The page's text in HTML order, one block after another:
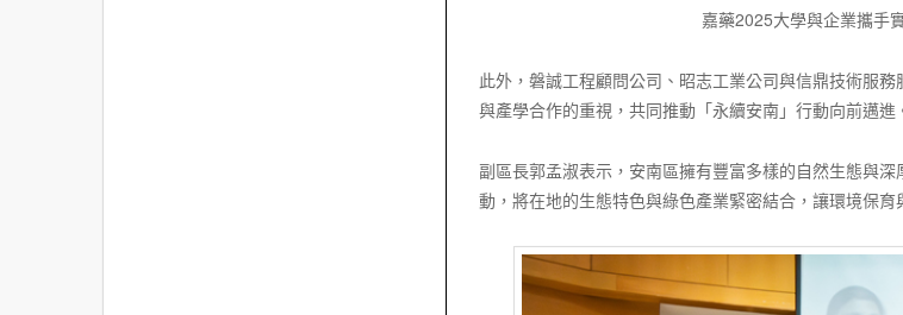
嘉藥2025大學與企業攜手
此外，磐誠工程顧問公司、昭志工業公司與信鼎技術服
與產學合作的重視，共同推動「永續安南」行動向前邁進
副區長郭孟淑表示，安南區擁有豐富多樣的自然生態與
動，將在地的生態特色與綠色產業緊密結合，讓環境保